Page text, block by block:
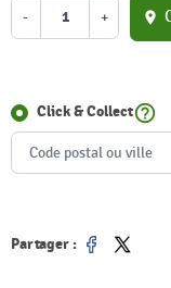
- + location_on
Click & Collecthelp_outline
Partager :
Partager
Tweet